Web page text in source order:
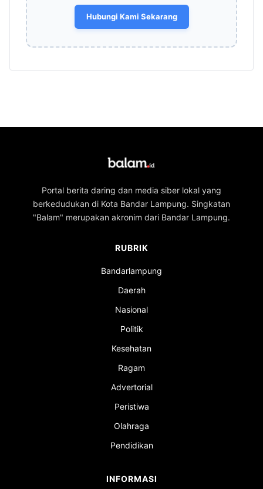
Hubungi Kami Sekarang
Portal berita daring dan media siber lokal yang
berkedudukan di Kota Bandar Lampung. Singkatan
"Balam" merupakan akronim dari Bandar Lampung.
RUBRIK
Bandarlampung
Daerah
Nasional
Politik
Kesehatan
Ragam
Advertorial
Peristiwa
Olahraga
Pendidikan
INFORMASI